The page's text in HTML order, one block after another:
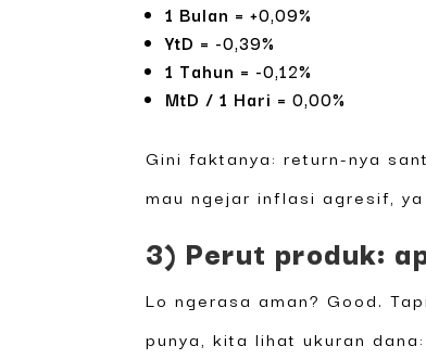
1 Bulan = +0,09%
YtD = -0,39%
1 Tahun = -0,12%
MtD / 1 Hari = 0,00%
Gini faktanya: return-nya
mau ngejar inflasi agresif,
3) Perut produk:
Lo ngerasa aman? Good.
punya, kita lihat ukuran dana: